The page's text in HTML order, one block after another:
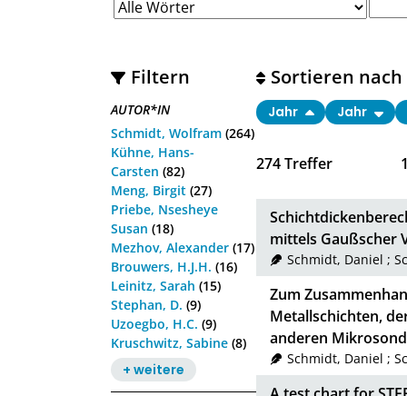
Filtern
AUTOR*IN
Schmidt, Wolfram (264)
Kühne, Hans-
Carsten (82)
Meng, Birgit (27)
Priebe, Nsesheye
Susan (18)
Mezhov, Alexander (17)
Brouwers, H.J.H. (16)
Leinitz, Sarah (15)
Stephan, D. (9)
Uzoegbo, H.C. (9)
Kruschwitz, Sabine (8)
+ weitere
274Treffer
Sortieren nach
Jahr Jahr
mittels Gaußscher
Schmidt, Daniel ;
Zum
Metallschichten,
anderen
Schmidt, Daniel ;